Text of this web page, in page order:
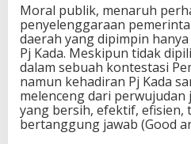
Moral publik, menaruh
penyelenggaraan
daerah yang dipimpin
Pj Kada. Meskipun tidak
dalam sebuah kontestasi
namun kehadiran Pj Kada
melenceng dari
yang bersih, efektif, efisien,
bertanggung jawab (Good